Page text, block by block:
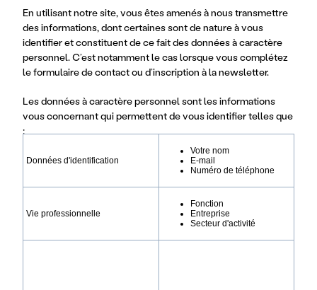
En utilisant notre site, vous êtes amenés à nous transmettre
des informations, dont certaines sont de nature à vous
identifier et constituent de ce fait des données à caractère
personnel. C’est notamment le cas lorsque vous complétez
le formulaire de contact ou d’inscription à la newsletter.
Les données à caractère personnel sont les informations
vous concernant qui permettent de vous identifier telles que
:
Données d'identification
Votre nom
E-mail
Numéro de téléphone
Vie professionnelle
Fonction
Entreprise
Secteur d'activité